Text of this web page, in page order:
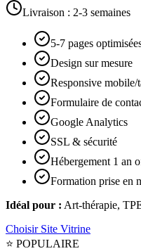
Livraison : 2-3 semaines
5-7 pages
Design sur mesure
Responsive mobile/
Formulaire de
Google Analytics
SSL & sécurité
Hébergement 1 an
Formation prise en
Idéal pour : Art-thérapie,
Choisir Site Vitrine
⭐ POPULAIRE